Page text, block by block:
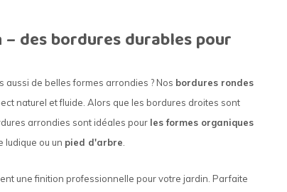
des bordures durables pour
de belles formes arrondies ? Nos bordures rondes
naturel et fluide. Alors que les bordures droites sont
arrondies sont idéales pour les formes organiques
ludique ou un pied d'arbre
une finition professionnelle pour votre jardin. Parfaite